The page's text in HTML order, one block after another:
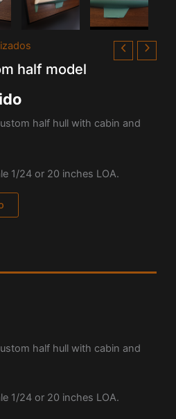
half model
half hull with cabin and
1/24 or 20 inches LOA.
half hull with cabin and
1/24 or 20 inches LOA.